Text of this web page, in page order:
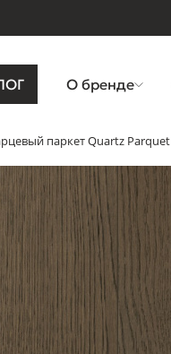
О бренде
паркет Quartz